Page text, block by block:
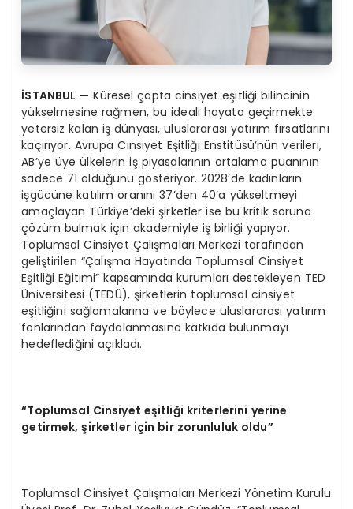
İSTANBUL — Küresel çapta cinsiyet eşitliği bilincinin
yükselmesine rağmen, bu ideali hayata geçirmekte
yetersiz kalan iş dünyası, uluslararası yatırım fırsatlarını
kaçırıyor. Avrupa Cinsiyet Eşitliği Enstitüsü’nün verileri,
AB’ye üye ülkelerin iş piyasalarının ortalama puanının
sadece 71 olduğunu gösteriyor. 2028’de kadınların
işgücüne katılım oranını 37’den 40’a yükseltmeyi
amaçlayan Türkiye’deki şirketler ise bu kritik soruna
çözüm bulmak için akademiyle iş birliği yapıyor.
Toplumsal Cinsiyet Çalışmaları Merkezi tarafından
geliştirilen “Çalışma Hayatında Toplumsal Cinsiyet
Eşitliği Eğitimi” kapsamında kurumları destekleyen TED
Üniversitesi (TEDÜ), şirketlerin toplumsal cinsiyet
eşitliğini sağlamalarına ve böylece uluslararası yatırım
fonlarından faydalanmasına katkıda bulunmayı
hedeflediğini açıkladı.
“Toplumsal Cinsiyet eşitliği kriterlerini yerine
getirmek, şirketler için bir zorunluluk oldu”
Toplumsal Cinsiyet Çalışmaları Merkezi Yönetim Kurulu